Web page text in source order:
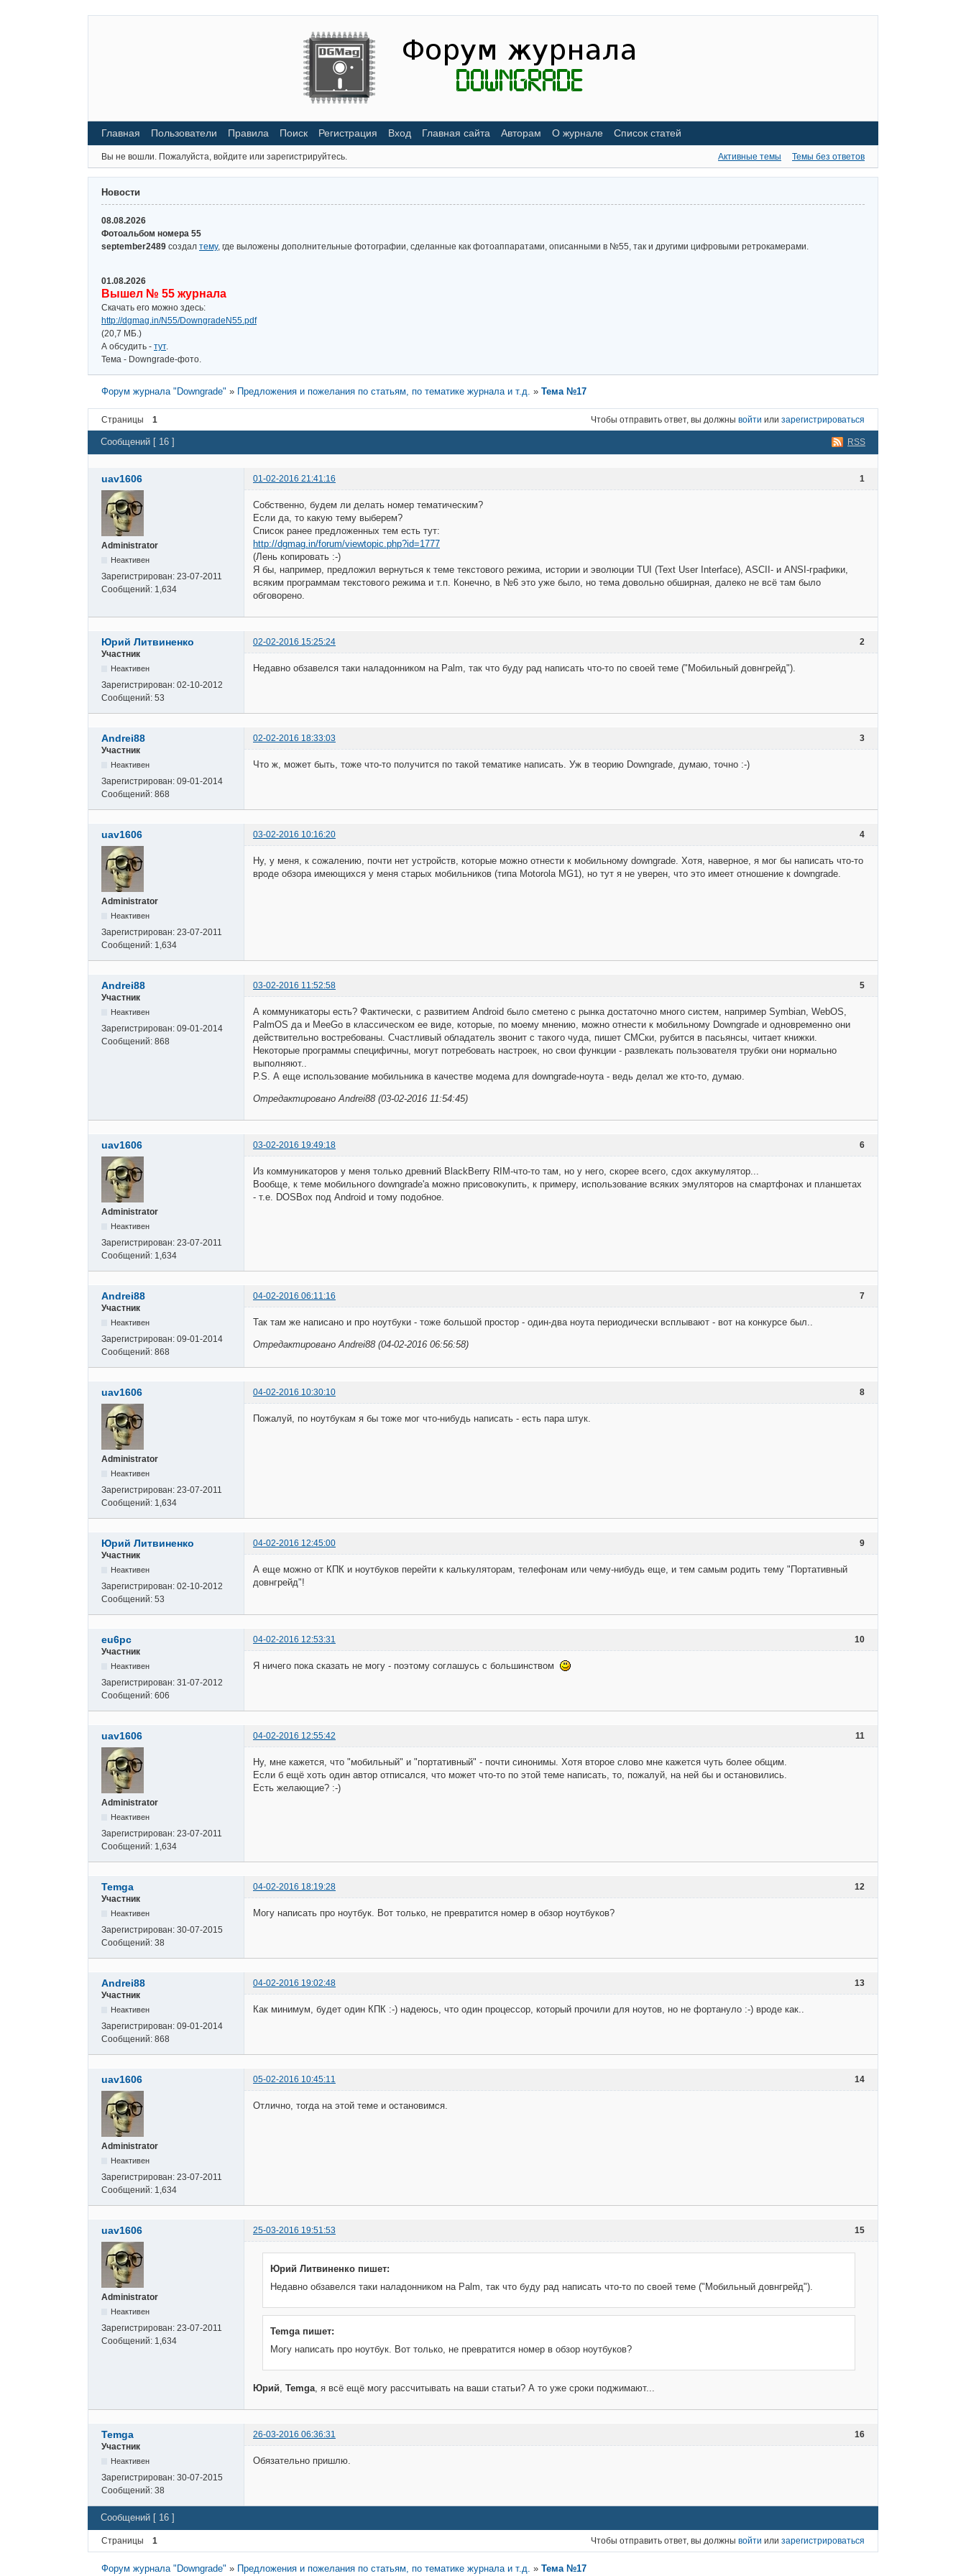
Главная Пользователи Правила Поиск Регистрация Вход Главная сайта Авторам О журнале Список статей
Вы не вошли. Пожалуйста, войдите или зарегистрируйтесь. Активные темы Темы без ответов
Новости
08.08.2026
Фотоальбом номера 55
september2489 создал тему, где выложены дополнительные фотографии, сделанные как фотоаппаратами, описанными в №55, так и другими цифровыми ретрокамерами.
01.08.2026
Вышел № 55 журнала
Скачать его можно здесь:
http://dgmag.in/N55/DowngradeN55.pdf
(20,7 МБ.)
А обсудить - тут.
Тема - Downgrade-фото.
Форум журнала "Downgrade" » Предложения и пожелания по статьям, по тематике журнала и т.д. »Тема №17
Страницы 1 Чтобы отправить ответ, вы должны войти или зарегистрироваться
RSS
Сообщений [ 16 ]
1
uav1606 01-02-2016 21:41:16
Administrator
Неактивен
Зарегистрирован: 23-07-2011
Сообщений: 1,634
Собственно, будем ли делать номер тематическим?
Если да, то какую тему выберем?
Список ранее предложенных тем есть тут:
http://dgmag.in/forum/viewtopic.php?id=1777
(Лень копировать :-)
Я бы, например, предложил вернуться к теме текстового режима, истории и эволюции TUI (Text User Interface), ASCII- и ANSI-графики,
всяким программам текстового режима и т.п. Конечно, в №6 это уже было, но тема довольно обширная, далеко не всё там было
обговорено.
2
Юрий Литвиненко
02-02-2016 15:25:24
Участник
Неактивен
Зарегистрирован: 02-10-2012
Сообщений: 53
Недавно обзавелся таки наладонником на Palm, так что буду рад написать что-то по своей теме ("Мобильный довнгрейд").
3
Andrei88
02-02-2016 18:33:03
Участник
Неактивен
Зарегистрирован: 09-01-2014
Сообщений: 868
Что ж, может быть, тоже что-то получится по такой тематике написать. Уж в теорию Downgrade, думаю, точно :-)
4
uav1606 03-02-2016 10:16:20
Administrator
Неактивен
Зарегистрирован: 23-07-2011
Сообщений: 1,634
Ну, у меня, к сожалению, почти нет устройств, которые можно отнести к мобильному downgrade. Хотя, наверное, я мог бы написать что-то
вроде обзора имеющихся у меня старых мобильников (типа Motorola MG1), но тут я не уверен, что это имеет отношение к downgrade.
5
Andrei88
03-02-2016 11:52:58
Участник
Неактивен
Зарегистрирован: 09-01-2014
Сообщений: 868
А коммуникаторы есть? Фактически, с развитием Android было сметено с рынка достаточно много систем, например Symbian, WebOS,
PalmOS да и MeeGo в классическом ее виде, которые, по моему мнению, можно отнести к мобильному Downgrade и одновременно они
действительно востребованы. Счастливый обладатель звонит с такого чуда, пишет СМСки, рубится в пасьянсы, читает книжки.
Некоторые программы специфичны, могут потребовать настроек, но свои функции - развлекать пользователя трубки они нормально
выполняют..
P.S. А еще использование мобильника в качестве модема для downgrade-ноута - ведь делал же кто-то, думаю.
Отредактировано Andrei88 (03-02-2016 11:54:45)
6
uav1606 03-02-2016 19:49:18
Administrator
Неактивен
Зарегистрирован: 23-07-2011
Сообщений: 1,634
Из коммуникаторов у меня только древний BlackBerry RIM-что-то там, но у него, скорее всего, сдох аккумулятор...
Вообще, к теме мобильного downgrade'а можно присовокупить, к примеру, использование всяких эмуляторов на смартфонах и планшетах
- т.е. DOSBox под Android и тому подобное.
7
Andrei88
04-02-2016 06:11:16
Участник
Неактивен
Зарегистрирован: 09-01-2014
Сообщений: 868
Так там же написано и про ноутбуки - тоже большой простор - один-два ноута периодически всплывают - вот на конкурсе был..
Отредактировано Andrei88 (04-02-2016 06:56:58)
8
uav1606 04-02-2016 10:30:10
Administrator
Неактивен
Зарегистрирован: 23-07-2011
Сообщений: 1,634
Пожалуй, по ноутбукам я бы тоже мог что-нибудь написать - есть пара штук.
9
Юрий Литвиненко
04-02-2016 12:45:00
Участник
Неактивен
Зарегистрирован: 02-10-2012
Сообщений: 53
А еще можно от КПК и ноутбуков перейти к калькуляторам, телефонам или чему-нибудь еще, и тем самым родить тему "Портативный
довнгрейд"!
10
eu6pc
04-02-2016 12:53:31
Участник
Неактивен
Зарегистрирован: 31-07-2012
Сообщений: 606
Я ничего пока сказать не могу - поэтому соглашусь с большинством
11
uav1606 04-02-2016 12:55:42
Administrator
Неактивен
Зарегистрирован: 23-07-2011
Сообщений: 1,634
Ну, мне кажется, что "мобильный" и "портативный" - почти синонимы. Хотя второе слово мне кажется чуть более общим.
Если б ещё хоть один автор отписался, что может что-то по этой теме написать, то, пожалуй, на ней бы и остановились.
Есть желающие? :-)
12
Temga
04-02-2016 18:19:28
Участник
Неактивен
Зарегистрирован: 30-07-2015
Сообщений: 38
Могу написать про ноутбук. Вот только, не превратится номер в обзор ноутбуков?
13
Andrei88
04-02-2016 19:02:48
Участник
Неактивен
Зарегистрирован: 09-01-2014
Сообщений: 868
Как минимум, будет один КПК :-) надеюсь, что один процессор, который прочили для ноутов, но не фортануло :-) вроде как..
14
uav1606 05-02-2016 10:45:11
Administrator
Неактивен
Зарегистрирован: 23-07-2011
Сообщений: 1,634
Отлично, тогда на этой теме и остановимся.
15
uav1606 25-03-2016 19:51:53
Administrator
Неактивен
Зарегистрирован: 23-07-2011
Сообщений: 1,634
Юрий Литвиненко пишет:
Недавно обзавелся таки наладонником на Palm, так что буду рад написать что-то по своей теме ("Мобильный довнгрейд").
Temga пишет:
Могу написать про ноутбук. Вот только, не превратится номер в обзор ноутбуков?
Юрий, Temga, я всё ещё могу рассчитывать на ваши статьи? А то уже сроки поджимают...
16
Temga
26-03-2016 06:36:31
Участник
Неактивен
Зарегистрирован: 30-07-2015
Сообщений: 38
Обязательно пришлю.
Сообщений [ 16 ]
Страницы 1 Чтобы отправить ответ, вы должны войти или зарегистрироваться
Форум журнала "Downgrade" » Предложения и пожелания по статьям, по тематике журнала и т.д. »Тема №17